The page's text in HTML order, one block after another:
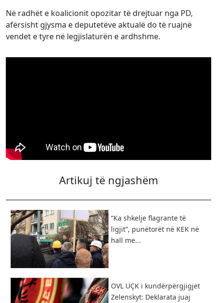
Në radhët e koalicionit opozitar të drejtuar nga PD,
afërsisht gjysma e deputetëve aktualë do të ruajnë
vendet e tyre në legjislaturën e ardhshme.
Artikuj të ngjashëm
“Ka shkelje flagrante të
ligjit”, punëtorët në KEK në
hall me...
OVL UÇK i kundërpërgjigjet
Zelenskyt: Deklarata juaj